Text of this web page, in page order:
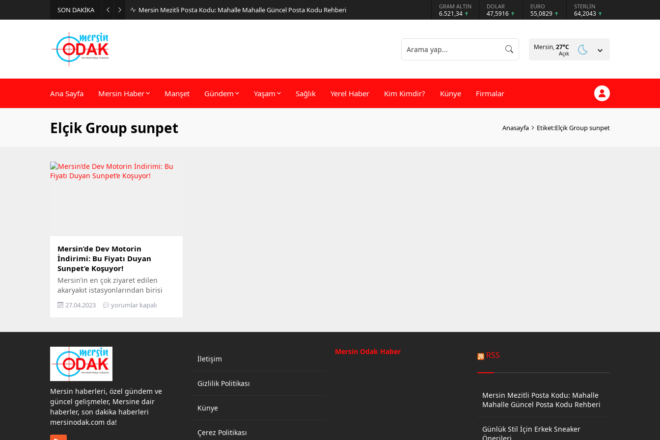
SON DAKİKA Mersin Mezitli Posta Kodu: Mahalle Mahalle Güncel Posta Kodu Rehberi GRAM ALTIN
6.521,34
DOLAR
47,5916
EURO
55,0829
STERLİN
64,2043
Mersin,27°C
Açık
Ana Sayfa Mersin Haber Manşet Gündem Yaşam Sağlık Yerel Haber Kim Kimdir? Künye Firmalar
Elçik Group sunpet Anasayfa Etiket:Elçik Group sunpet
Mersin’de Dev Motorin
İndirimi: Bu Fiyatı Duyan
Sunpet’e Koşuyor!
Mersin’in en çok ziyaret edilen
akaryakıt istasyonlarından birisi
olan Elçik Group’a bağlı Sunpet’te,
sürücüleri mutlu edecek yeni bir
yanında olmaya devam ediyor.
Mersin, dünyanın sayılı lojistik
şehirlerinden biri olduğundan
bölgedeki firmaların sahip olduğu
araç filolarının en büyük gider...
27.04.2023 yorumlar kapalı
Mersin haberleri, özel gündem ve
güncel gelişmeler, Mersine dair
haberler, son dakika haberleri
mersinodak.com da!
İletişim
Gizlilik Politikası
Künye
Çerez Politikası
Mersin Odak Haber RSS
Mersin Mezitli Posta Kodu: Mahalle
Mahalle Güncel Posta Kodu Rehberi
Günlük Stil İçin Erkek Sneaker